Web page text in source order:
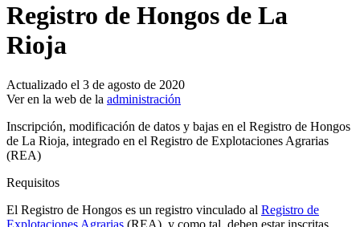
Registro de Hongos de La
Rioja
Actualizado el 3 de agosto de 2020
Ver en la web de la administración
Inscripción, modificación de datos y bajas en el Registro de Hongos
de La Rioja, integrado en el Registro de Explotaciones Agrarias
(REA)
Requisitos
El Registro de Hongos es un registro vinculado al Registro de
Explotaciones Agrarias (REA), y como tal, deben estar inscritas